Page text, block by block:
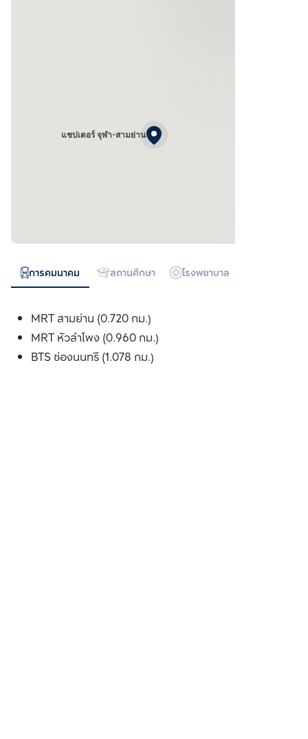
แชปเตอร์ จุฬา-สามย่าน
การคมนาคม สถานศึกษา โรงพยาบาล
MRT สามย่าน (0.720 กม.)
MRT หัวลำโพง (0.960 กม.)
BTS ช่องนนทรี (1.078 กม.)